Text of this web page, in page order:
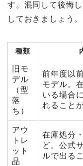
す。混同して後悔
しておきましょう。
種類
旧モ
デル
（型
落
ち）
前年度以
モデル。
いる場合
れること
アウ
トレ
ット
品
在庫処分
ど。公式
ルで出る